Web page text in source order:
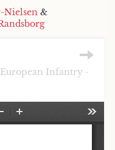
Nielsen &
Infantry -